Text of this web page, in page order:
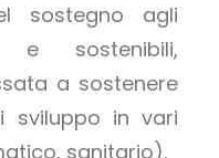
sostegno agli
e sostenibili,
a sostenere
sviluppo in vari
sanitario).